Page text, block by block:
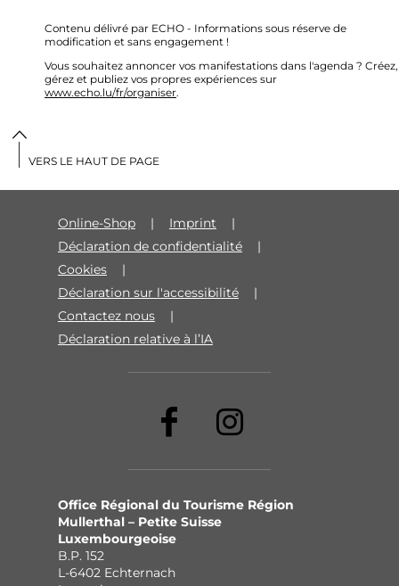
Contenu délivré par ECHO - Informations sous réserve de
modification et sans engagement !
Vous souhaitez annoncer vos manifestations dans l'agenda ? Créez,
gérez et publiez vos propres expériences sur
www.echo.lu/fr/organiser.
Online-Shop
Imprint
Déclaration de confidentialité
Cookies
Déclaration sur l'accessibilité
Contactez nous
Déclaration relative à l’IA
Office Régional du Tourisme Région
Mullerthal – Petite Suisse
Luxembourgeoise
B.P. 152
L-6402 Echternach
VERS LE HAUT DE PAGE